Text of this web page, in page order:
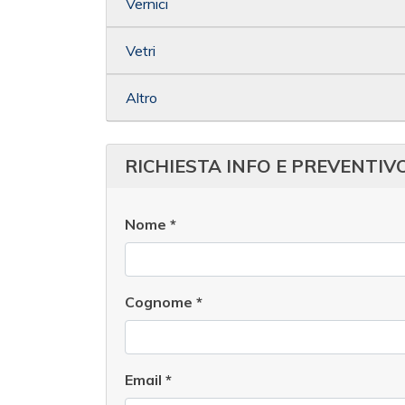
Vetri
Altro
RICHIESTA INFO E
Nome *
Cognome *
Email *